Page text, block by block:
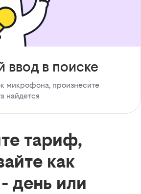
ввод в поиске
микрофона, произнесите
найдется
тариф,
как
день или